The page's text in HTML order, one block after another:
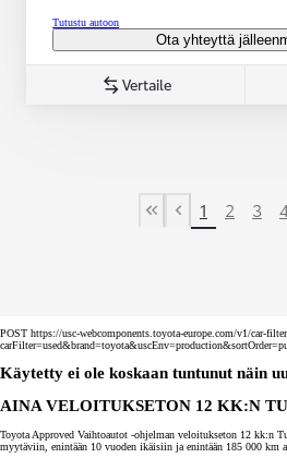
Tutustu autoon
Ota yhteyttä
Vertaile
First Page
Previous
1 2 3
POST https://usc-webcomponents.toyota-europe.com/v1/car-
Käytetty ei ole koskaan tuntunut näin
AINA VELOITUKSETON 12 KK:N
Toyota Approved Vaihtoautot -ohjelman veloitukseton 12 kk:n
myytäviin, enintään 10 vuoden ikäisiin ja enintään 185 000 km